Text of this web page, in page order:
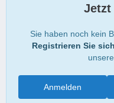
Jetzt
Sie haben noch kein
Registrieren Sie
Anmelden